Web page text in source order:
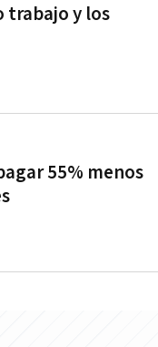
trabajo y los
55% menos